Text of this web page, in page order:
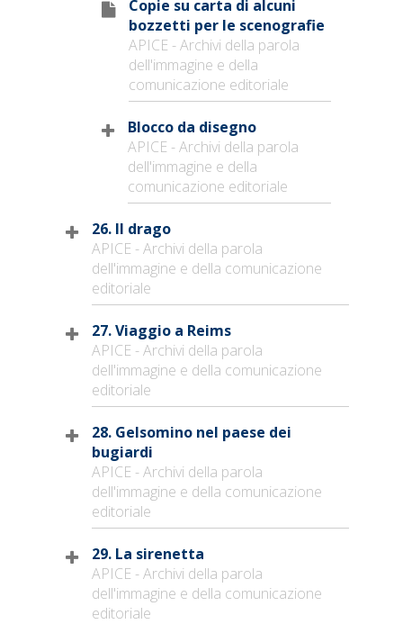
Copie su carta di alcuni
bozzetti per le scenografie
APICE - Archivi della parola
dell'immagine e della
comunicazione editoriale
Blocco da disegno
APICE - Archivi della parola
dell'immagine e della
comunicazione editoriale
26. Il drago
APICE - Archivi della parola
dell'immagine e della comunicazione
editoriale
27. Viaggio a Reims
APICE - Archivi della parola
dell'immagine e della comunicazione
editoriale
28. Gelsomino nel paese dei
bugiardi
APICE - Archivi della parola
dell'immagine e della comunicazione
editoriale
29. La sirenetta
APICE - Archivi della parola
dell'immagine e della comunicazione
editoriale